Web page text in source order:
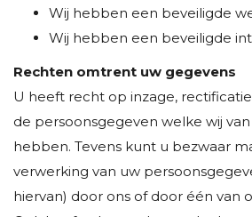
Wij hebben een beveiligde
Wij hebben een beveiligde
Rechten omtrent uw gegevens
U heeft recht op inzage,
de persoonsgegeven welke wij
hebben. Tevens kunt u bezwaar
verwerking van uw
hiervan) door ons of door één van